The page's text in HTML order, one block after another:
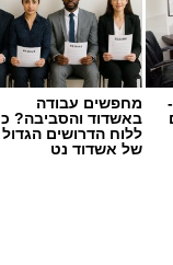
מחפשים עבודה
באשדוד והסביבה?
ללוח הדרושים הגדול
של אשדוד נט